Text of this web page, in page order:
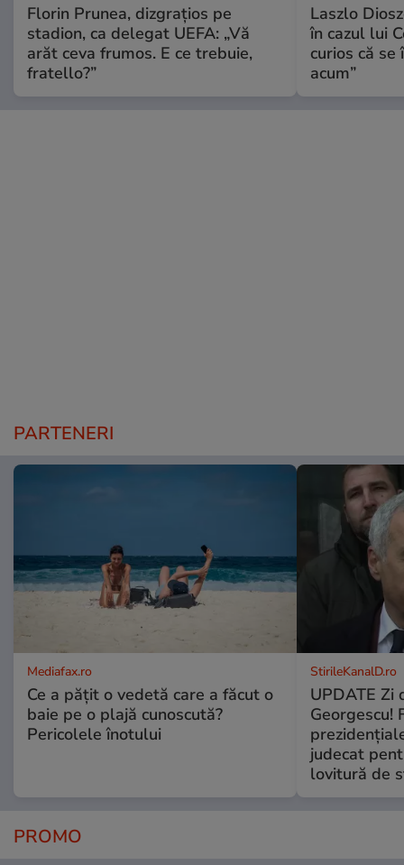
Florin Prunea, dizgrațios pe
stadion, ca delegat UEFA: „Vă
arăt ceva frumos. E ce trebuie,
fratello?”
Laszlo
în cazul lui
curios că
acum”
PARTENERI
Mediafax.ro
Ce a pățit o vedetă care a făcut o
baie pe o plajă cunoscută?
Pericolele înotului
StirileKanalD.ro
UPDATE Zi
Georgescu!
judecat
lovitură de
PROMO